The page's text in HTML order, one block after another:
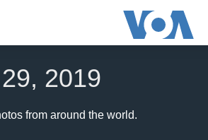
2019
from around the world.